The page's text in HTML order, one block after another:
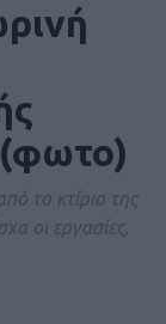
(φωτο)
το κτίριο της
οι εργασίες,